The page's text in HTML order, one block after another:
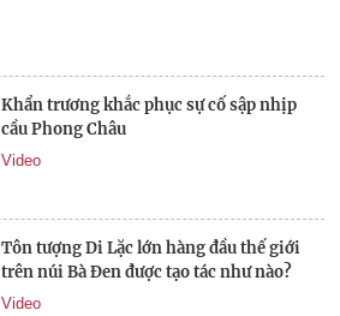
Khẩn trương khắc phục sự cố sập nhịp
cầu Phong Châu
Video
Tôn tượng Di Lặc lớn hàng đầu thế giới
trên núi Bà Đen được tạo tác như nào?
Video